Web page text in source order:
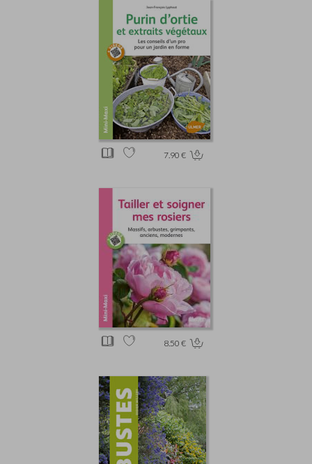
7.90 €
8.50 €